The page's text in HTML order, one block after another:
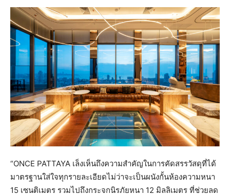
“ONCE PATTAYA เล็งเห็นถึงความสำคัญในการคัดสรรวัสดุที่ได้
มาตรฐานใส่ใจทุกรายละเอียดไม่ว่าจะเป็นผนังกั้นห้องความหนา
15 เซนติเมตร รวมไปถึงกระจกนิรภัยหนา 12 มิลลิเมตร ที่ช่วยลด